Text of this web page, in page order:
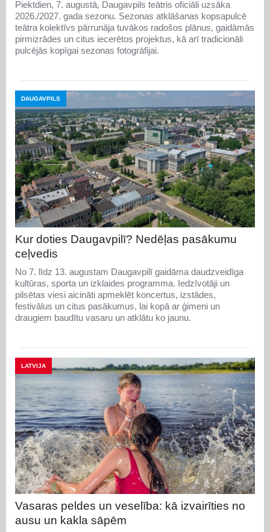
Piektdien, 7. augustā, Daugavpils teātris oficiāli uzsāka
2026./2027. gada sezonu. Sezonas atklāšanas kopsapulcē
teātra kolektīvs pārrunāja tuvākos radošos plānus, gaidāmās
pirmizrādes un citus iecerētos projektus, kā arī tradicionāli
pulcējās kopīgai sezonas fotogrāfijai.
DAUGAVPILS
Kur doties Daugavpilī? Nedēļas pasākumu
ceļvedis
No 7. līdz 13. augustam Daugavpilī gaidāma daudzveidīga
kultūras, sporta un izklaides programma. Iedzīvotāji un
pilsētas viesi aicināti apmeklēt koncertus, izstādes,
festivālus un citus pasākumus, lai kopā ar ģimeni un
draugiem baudītu vasaru un atklātu ko jaunu.
LATVIJA
Vasaras peldes un veselība: kā izvairīties no
ausu un kakla sāpēm